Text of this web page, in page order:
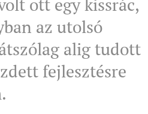
ott egy kissrác,
az utolsó
alig tudott
fejlesztésre